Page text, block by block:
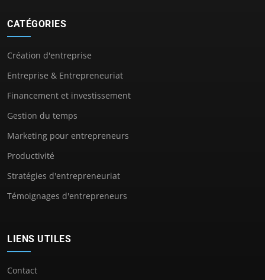
CATÉGORIES
Création d'entreprise
Entreprise & Entrepreneuriat
Financement et investissement
Gestion du temps
Marketing pour entrepreneurs
Productivité
Stratégies d'entrepreneuriat
Témoignages d'entrepreneurs
LIENS UTILES
Contact